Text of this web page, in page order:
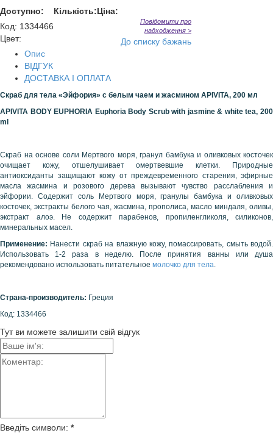
Доступно: Кількість:Ціна:
Код: 1334466
Цвет:
Повідомити про
надходження >
До списку бажань
Опис
ВІДГУК
ДОСТАВКА І ОПЛАТА
Скраб для тела «Эйфория» с белым чаем и жасмином APIVITA, 200 мл
APIVITA BODY EUPHORIA Euphoria Body Scrub with jasmine & white tea, 200
ml
Скраб на основе соли Мертвого моря, гранул бамбука и оливковых косточек
очищает кожу, отшелушивает омертвевшие клетки. Природные
антиоксиданты защищают кожу от преждевременного старения, эфирные
масла жасмина и розового дерева вызывают чувство расслабления и
эйфории. Содержит соль Мертвого моря, гранулы бамбука и оливковых
косточек, экстракты белого чая, жасмина, прополиса, масло миндаля, оливы,
экстракт алоэ. Не содержит парабенов, пропиленгликоля, силиконов,
минеральных масел.
Применение: Нанести скраб на влажную кожу, помассировать, смыть водой.
Использовать 1-2 раза в неделю. После принятия ванны или душа
рекомендовано использовать питательное молочко для тела.
Страна-производитель: Греция
Код: 1334466
Тут ви можете залишити свій відгук
Введіть символи: *